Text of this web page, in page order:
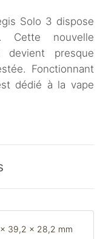
Solo 3 dispose
Cette nouvelle
devient presque
Fonctionnant
dédié à la vape
39,2 x 28,2 mm